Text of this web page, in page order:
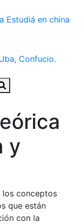
Estudiá en china
y
los conceptos
que están
con la